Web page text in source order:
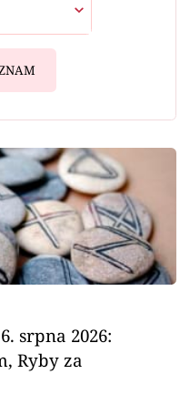
srpna 2026:
Ryby za